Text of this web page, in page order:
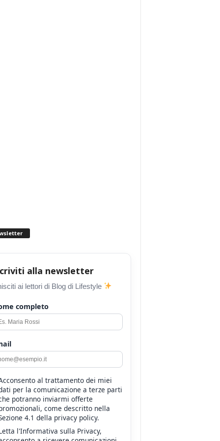
alla newsletter
ai lettori di Blog di Lifestyle
completo
al trattamento dei miei
per la comunicazione a terze parti
potranno inviarmi offerte
come descritto nella
4.1 della privacy policy.
l'Informativa sulla Privacy,